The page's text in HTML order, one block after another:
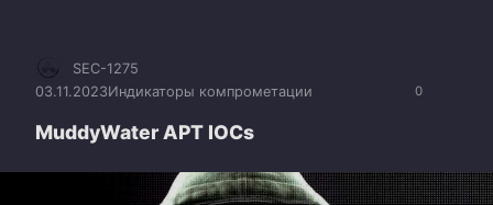
0
SEC-1275
03.11.2023Индикаторы компрометации
MuddyWater APT IOCs